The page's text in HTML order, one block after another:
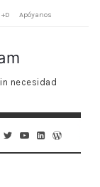
Apóyanos
necesidad